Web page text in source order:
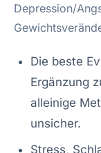
Depression/
Die beste
Ergänzung
alleinige
unsicher.
Stress,